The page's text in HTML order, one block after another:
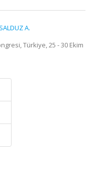
SALDUZ A.
Türkiye, 25 - 30 Ekim